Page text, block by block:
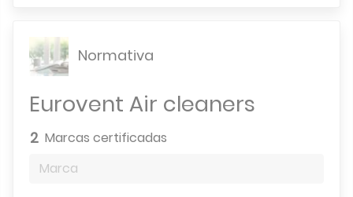
Normativa
Eurovent Air cleaners
2 Marcas certificadas
Marca